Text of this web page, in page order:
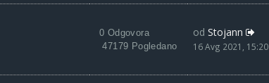
0 Odgovora
47179 Pogledano
od Stojann
16 Avg 2021, 15:20